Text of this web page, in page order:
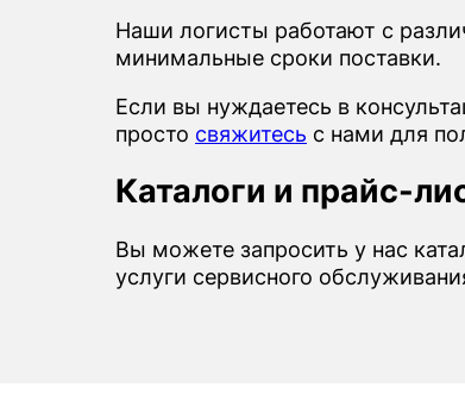
Наши логисты работают с
минимальные сроки поставки.
Если вы нуждаетесь в
просто свяжитесь с нами для
Каталоги и прайс-
Вы можете запросить у нас
услуги сервисного